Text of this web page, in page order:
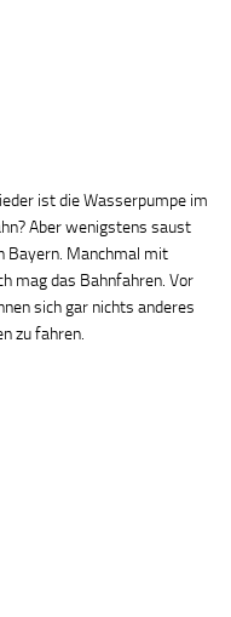
ist die Wasserpumpe im
Aber wenigstens saust
Bayern. Manchmal mit
mag das Bahnfahren. Vor
sich gar nichts anderes
zu fahren.